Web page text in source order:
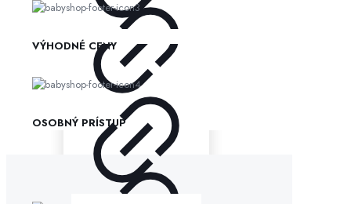
VÝHODNÉ CENY
OSOBNÝ PRÍSTUP